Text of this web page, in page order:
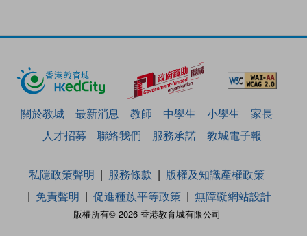
關於教城 最新消息 教師 中學生 小學生
家長
人才招募
聯絡我們 服務承諾 教城電子報
版權所有© 2026 香港教育城有限公司
私隱政策聲明 服務條款
版權及知識產權政策
免責聲明
促進種族平等政策 無障礙網站設計